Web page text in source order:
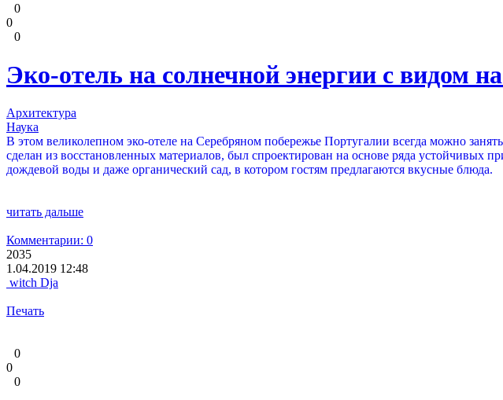
0
0
0
Эко-отель на солнечной энергии с видом
Архитектура
Наука
В этом великолепном эко-отеле на Серебряном побережье Португалии всегда можно
сделан из восстановленных материалов, был спроектирован на основе ряда
дождевой воды и даже органический сад, в котором гостям предлагаются вкусные блюда.
читать дальше
Комментарии: 0
2035
1.04.2019 12:48
witch Dja
Печать
0
0
0